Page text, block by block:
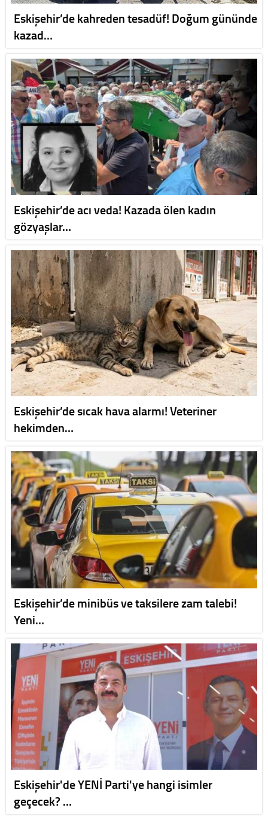
Eskişehir’de kahreden tesadüf! Doğum gününde
kazad…
Eskişehir’de acı veda! Kazada ölen kadın
gözyaşlar…
Eskişehir’de sıcak hava alarmı! Veteriner
hekimden…
Eskişehir’de minibüs ve taksilere zam talebi!
Yeni…
Eskişehir'de YENİ Parti'ye hangi isimler
geçecek? …